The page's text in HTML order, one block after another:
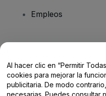
Empleos
Centro de Ayuda /
Al hacer clic en “Permitir
cookies para mejorar la
publicitaria. De modo
necesarias. Puedes consultar